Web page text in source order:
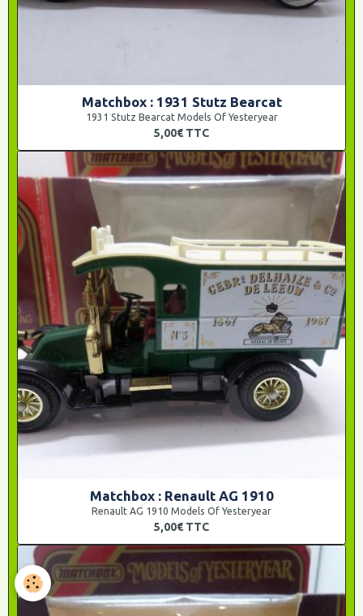
Matchbox : 1931 Stutz Bearcat
1931 Stutz Bearcat Models Of Yesteryear
5,00€ TTC
Matchbox : Renault AG 1910
Renault AG 1910 Models Of Yesteryear
5,00€ TTC